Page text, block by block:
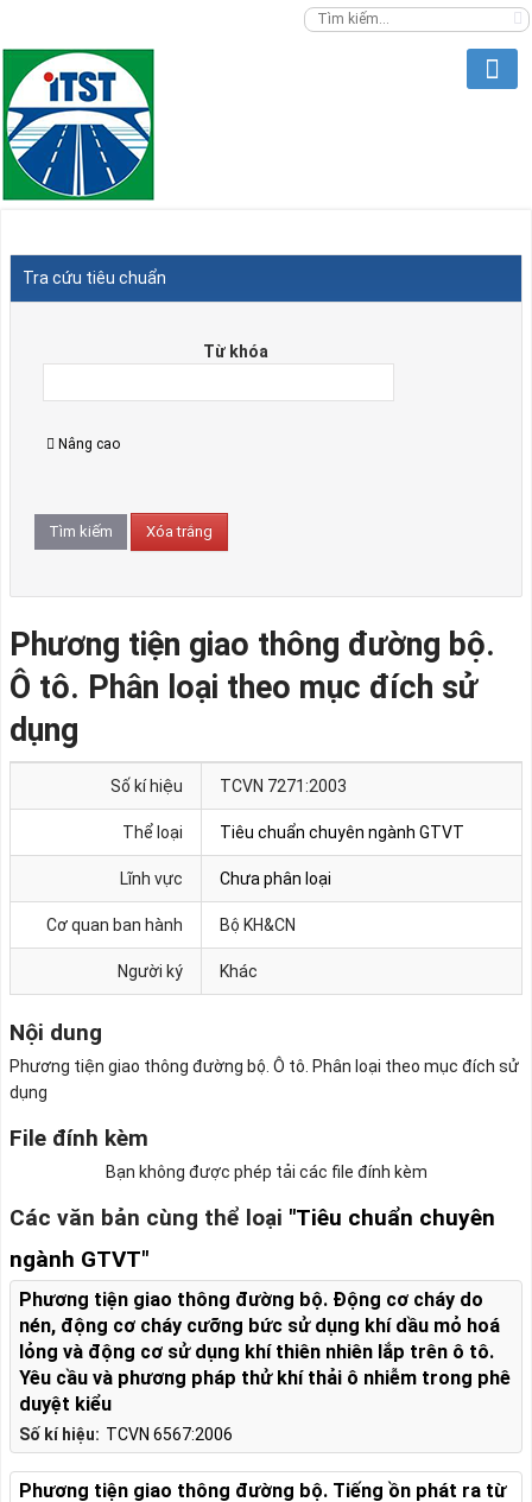
Tra cứu tiêu chuẩn
Từ khóa
Nâng cao
Phương tiện giao thông đường bộ.
Ô tô. Phân loại theo mục đích sử
dụng
Số kí hiệu TCVN 7271:2003
Thể loại Tiêu chuẩn chuyên ngành GTVT
Lĩnh vực Chưa phân loại
Cơ quan ban hành Bộ KH&CN
Người ký Khác
Nội dung
Phương tiện giao thông đường bộ. Ô tô. Phân loại theo mục đích sử
dụng
File đính kèm
Bạn không được phép tải các file đính kèm
Các văn bản cùng thể loại "Tiêu chuẩn chuyên
ngành GTVT"
Số kí hiệu: TCVN 6567:2006
Phương tiện giao thông đường bộ. Động cơ cháy do
nén, động cơ cháy cưỡng bức sử dụng khí dầu mỏ hoá
lỏng và động cơ sử dụng khí thiên nhiên lắp trên ô tô.
Yêu cầu và phương pháp thử khí thải ô nhiễm trong phê
duyệt kiểu
Phương tiện giao thông đường bộ. Tiếng ồn phát ra từ